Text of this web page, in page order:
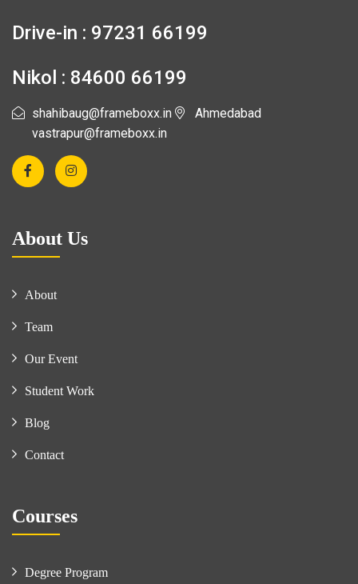
Drive-in : 97231 66199
Nikol : 84600 66199
shahibaug@frameboxx.in
vastrapur@frameboxx.in
Ahmedabad
About Us
About
Team
Our Event
Student Work
Blog
Contact
Courses
Degree Program